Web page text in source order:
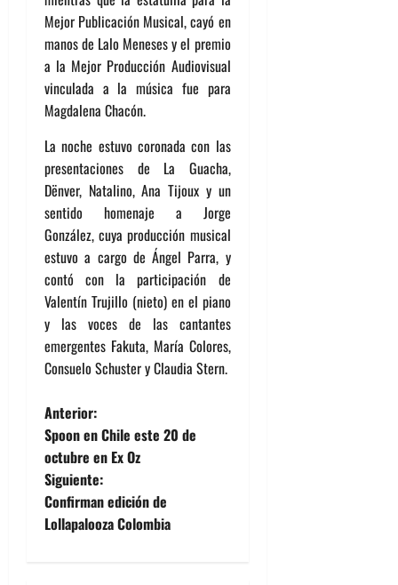
Mejor Publicación Musical, cayó en
manos de Lalo Meneses y el premio
a la Mejor Producción Audiovisual
vinculada a la música fue para
Magdalena Chacón.
La noche estuvo coronada con las
presentaciones de La Guacha,
Dënver, Natalino, Ana Tijoux y un
sentido homenaje a Jorge
González, cuya producción musical
estuvo a cargo de Ángel Parra, y
contó con la participación de
Valentín Trujillo (nieto) en el piano
y las voces de las cantantes
emergentes Fakuta, María Colores,
Consuelo Schuster y Claudia Stern.
N
a
v
e
Anterior:
Spoon en Chile este 20 de
octubre en Ex Oz
Siguiente:
Confirman edición de
Lollapalooza Colombia